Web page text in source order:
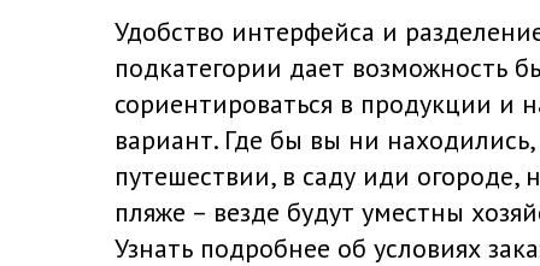
Удобство интерфейса и
подкатегории дает возможность
сориентироваться в продукции и
вариант. Где бы вы ни
путешествии, в саду иди огороде,
пляже – везде будут уместны
Узнать подробнее об условиях